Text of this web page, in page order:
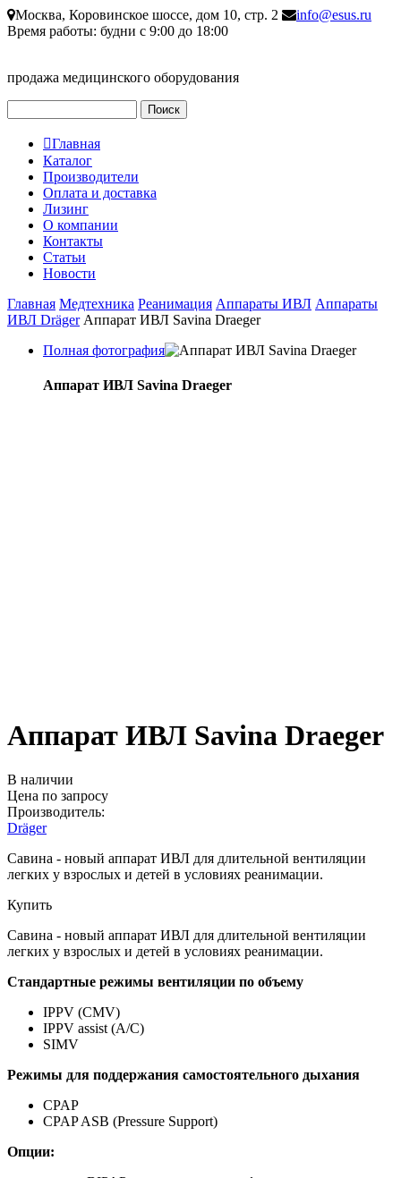
Перейти к основному содержанию
Москва, Коровинское шоссе, дом 10, стр. 2
info@esus.ru
Время работы: будни с 9:00 до 18:00
продажа медицинского оборудования
Главное меню
Главная
Каталог
Производители
Оплата и доставка
Лизинг
О компании
Контакты
Статьи
Новости
Главная Медтехника Реанимация Аппараты ИВЛ Аппараты
ИВЛ Dräger Аппарат ИВЛ Savina Draeger
Полная фотография
Аппарат ИВЛ Savina Draeger
Аппарат ИВЛ Savina Draeger
В наличии
Цена по запросу
Производитель:
Dräger
Савина - новый аппарат ИВЛ для длительной вентиляции
легких у взрослых и детей в условиях реанимации.
Купить
Савина - новый аппарат ИВЛ для длительной вентиляции
легких у взрослых и детей в условиях реанимации.
Стандартные режимы вентиляции по объему
IPPV (CMV)
IPPV assist (A/C)
SIMV
Режимы для поддержания самостоятельного дыхания
CPAP
CPAP ASB (Pressure Support)
Опции: